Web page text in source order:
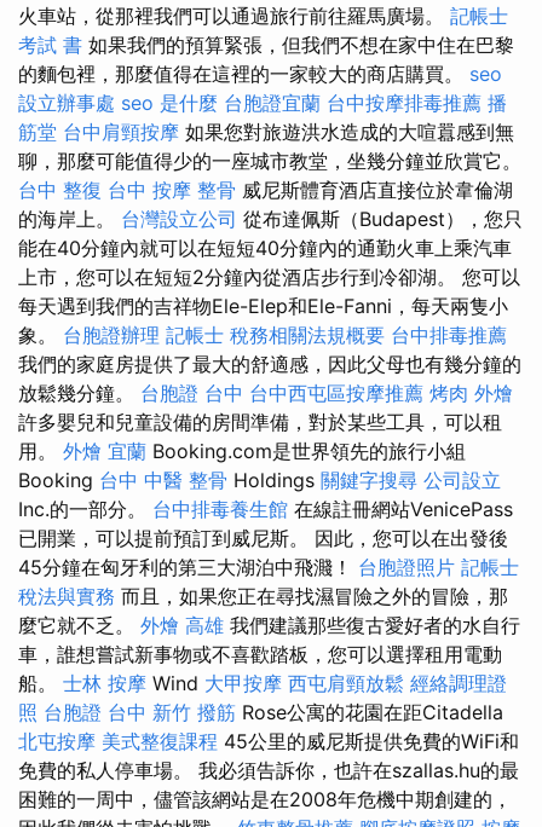
火車站，從那裡我們可以通過旅行前往羅馬廣場。 記帳士
考試 書 如果我們的預算緊張，但我們不想在家中住在巴黎
的麵包裡，那麼值得在這裡的一家較大的商店購買。 seo
設立辦事處 seo 是什麼 台胞證宜蘭 台中按摩排毒推薦 播
筋堂 台中肩頸按摩 如果您對旅遊洪水造成的大喧囂感到無
聊，那麼可能值得少的一座城市教堂，坐幾分鐘並欣賞它。
台中 整復 台中 按摩 整骨 威尼斯體育酒店直接位於韋倫湖
的海岸上。 台灣設立公司 從布達佩斯（Budapest），您只
能在40分鐘內就可以在短短40分鐘內的通勤火車上乘汽車
上市，您可以在短短2分鐘內從酒店步行到冷卻湖。 您可以
每天遇到我們的吉祥物Ele-Elep和Ele-Fanni，每天兩隻小
象。 台胞證辦理 記帳士 稅務相關法規概要 台中排毒推薦
我們的家庭房提供了最大的舒適感，因此父母也有幾分鐘的
放鬆幾分鐘。 台胞證 台中 台中西屯區按摩推薦 烤肉 外燴
許多嬰兒和兒童設備的房間準備，對於某些工具，可以租
用。 外燴 宜蘭 Booking.com是世界領先的旅行小組
Booking 台中 中醫 整骨 Holdings 關鍵字搜尋 公司設立
Inc.的一部分。 台中排毒養生館 在線註冊網站VenicePass
已開業，可以提前預訂到威尼斯。 因此，您可以在出發後
45分鐘在匈牙利的第三大湖泊中飛濺！ 台胞證照片 記帳士
稅法與實務 而且，如果您正在尋找濕冒險之外的冒險，那
麼它就不乏。 外燴 高雄 我們建議那些復古愛好者的水自行
車，誰想嘗試新事物或不喜歡踏板，您可以選擇租用電動
船。 士林 按摩 Wind 大甲按摩 西屯肩頸放鬆 經絡調理證
照 台胞證 台中 新竹 撥筋 Rose公寓的花園在距Citadella
北屯按摩 美式整復課程 45公里的威尼斯提供免費的WiFi和
免費的私人停車場。 我必須告訴你，也許在szallas.hu的最
困難的一周中，儘管該網站是在2008年危機中期創建的，